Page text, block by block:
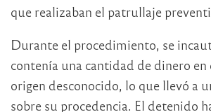
que realizaban el patrullaje
Durante el procedimiento, se
contenía una cantidad de dinero en
origen desconocido, lo que llevó a
sobre su procedencia. El detenido